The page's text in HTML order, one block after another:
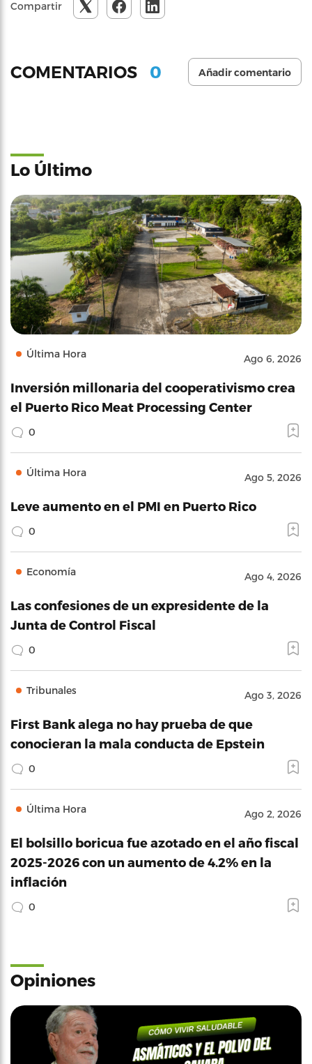
Compartir
COMENTARIOS 0 Añadir comentario
Lo Último
Última Hora Ago 6, 2026
Inversión millonaria del cooperativismo crea
el Puerto Rico Meat Processing Center
0
Última Hora Ago 5, 2026
Leve aumento en el PMI en Puerto Rico
0
Economía Ago 4, 2026
Las confesiones de un expresidente de la
Junta de Control Fiscal
0
Tribunales Ago 3, 2026
First Bank alega no hay prueba de que
conocieran la mala conducta de Epstein
0
Última Hora Ago 2, 2026
El bolsillo boricua fue azotado en el año fiscal
2025-2026 con un aumento de 4.2% en la
inflación
0
Opiniones